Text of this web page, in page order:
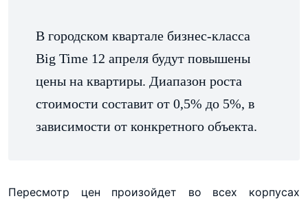
В городском квартале бизнес-класса
Big Time 12 апреля будут повышены
цены на квартиры. Диапазон роста
стоимости составит от 0,5% до 5%, в
зависимости от конкретного объекта.
Пересмотр цен произойдет во всех корпусах